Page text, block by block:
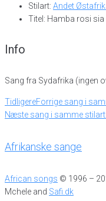
Stilart: Andet
Titel: Hamba rosi sia
Info
Sang fra Sydafrika (ingen
TidligereForrige sang i
Næste sang i samme stilart:
Afrikanske sange
African songs © 1996 –
Mchele and Safi.dk